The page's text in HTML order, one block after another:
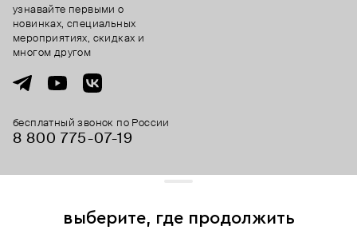
бесплатный звонок по России
8 800 775⁠-07⁠-19
узнавайте первыми о
новинках, специальных
мероприятиях, скидках и
многом другом
выберите, где продолжить